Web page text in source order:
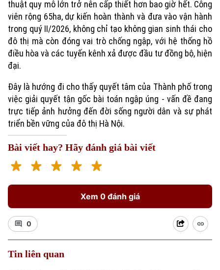
thuật quy mô lớn trở nên cấp thiết hơn bao giờ hết. Công
viên rộng 65ha, dự kiến hoàn thành và đưa vào vận hành
trong quý II/2026, không chỉ tạo không gian sinh thái cho
đô thị mà còn đóng vai trò chống ngập, với hệ thống hồ
điều hòa và các tuyến kênh xả được đầu tư đồng bộ, hiện
đại.
Đây là hướng đi cho thấy quyết tâm của Thành phố trong
việc giải quyết tận gốc bài toán ngập úng - vấn đề đang
trực tiếp ảnh hưởng đến đời sống người dân và sự phát
triển bền vững của đô thị Hà Nội.
Bài viết hay? Hãy đánh giá bài viết
Xem 0 đánh giá
0
Tin liên quan